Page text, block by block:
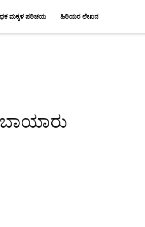
ಮಕ್ಕಳ ಪರಿಚಯ ಹಿರಿಯರ ಲೇಖನ